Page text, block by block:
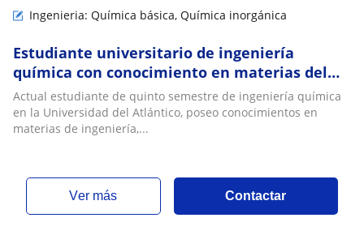
Ingenieria: Química básica, Química inorgánica
Estudiante universitario de ingeniería
química con conocimiento en materias del
campo
Actual estudiante de quinto semestre de ingeniería química
en la Universidad del Atlántico, poseo conocimientos en
materias de ingeniería,...
ver más Contactar